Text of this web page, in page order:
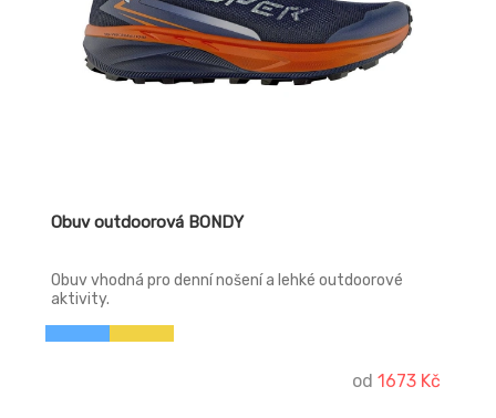
Obuv outdoorová BONDY
Obuv vhodná pro denní nošení a lehké outdoorové
aktivity.
od 1673 Kč